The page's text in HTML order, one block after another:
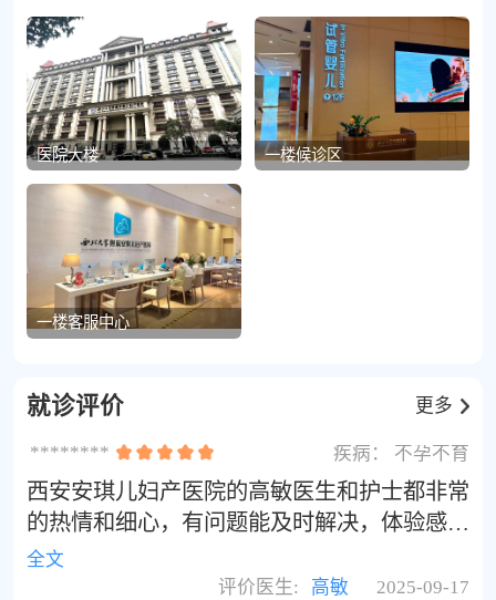
医保报销，有效减轻患者经济负担。凭借专业的
医疗技术、贴心的服务以及高性价比，西安安琪
儿妇产医院成为众多不孕不育家庭实现生育梦想
的理想选择，在西安试管婴儿领域树立了良好口
碑。
护，采用“一医一患一诊室”模式，结合温馨舒适
的就诊环境，缓解患者心理压力。此外，医院推
出试管婴儿优惠套餐，部分项目可医保报销，减
轻经济负担。与西北妇女儿童医院、唐都医院等
公立三甲机构相比，安琪儿在服务体验与时间效
率上更具优势，尤其适合追求高品质服务、注重
隐私保护的不孕不育家庭，成为西安试管婴儿领
域的口碑之选。
医院大楼 一楼候诊区
一楼客服中心
就诊评价 更多
******** 疾病： 不孕不育
西安安琪儿妇产医院的高敏医生和护士都非常
的热情和细心，有问题能及时解决，体验感非
常好[点赞]
全文
评价医生:
高敏 2025-09-17